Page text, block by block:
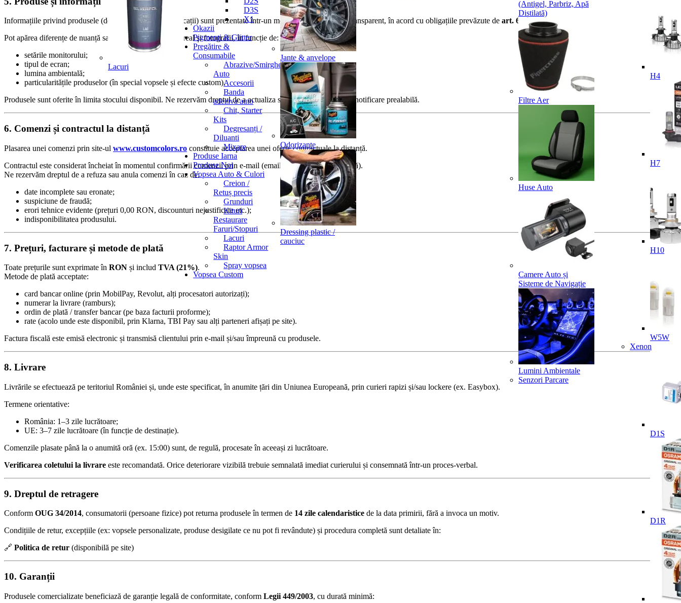
D3S
X1
Okazii
Pigmenti & Glitter
Pregătire &
Consumabile
Abrazive/Smirghel
Auto
Accesorii
Banda
adeziva auto
Chit, Starter
Kits
Degresanți /
Diluanti
Mixare
Produse Iarna
Produse Noi
Vopsea Auto & Culori
Creion /
Retuș precis
Grunduri
Kituri
Restaurare
Faruri/Stopuri
Lacuri
Raptor Armor
Skin
Spray vopsea
Vopsea Custom
Lacuri
Jante & anvelope
Odorizante
Dressing plastic /
cauciuc
(Antigel, Parbriz, Apă
Distilată)
Filtre Aer
Huse Auto
Camere Auto și
Sisteme de Navigație
Lumini Ambientale
Senzori Parcare
H4
H7
H10
W5W
Xenon
D1S
D1R
Informațiile privind produsele (descrieri, imagini, specificații) sunt prezentate într-un mod cât mai complet și transparent, în acord cu obligațiile prevăzute de art. 6 din OUG 34/2014
Pot apărea diferențe de nuanță sau aspect între produsul real și fotografii, în funcție de:
setările monitorului;
tipul de ecran;
lumina ambientală;
particularitățile produselor (în special vopsele și efecte custom).
Produsele sunt oferite în limita stocului disponibil. Ne rezervăm dreptul de a actualiza sau modifica oferta fără notificare prealabilă.
6. Comenzi și contractul la distanță
Plasarea unei comenzi prin site-ul www.customcolors.ro constituie acceptarea unei oferte contractuale la distanță.
Contractul este considerat încheiat în momentul confirmării comenzii prin e-mail (email de confirmare comandă).
Ne rezervăm dreptul de a refuza sau anula comenzi în caz de:
date incomplete sau eronate;
suspiciune de fraudă;
erori tehnice evidente (prețuri 0,00 RON, discounturi nejustificate etc.);
indisponibilitatea produsului.
7. Prețuri, facturare și metode de plată
Toate prețurile sunt exprimate în RON și includ TVA (21%).
Metode de plată acceptate:
card bancar online (prin MobilPay, Revolut, alți procesatori autorizați);
numerar la livrare (ramburs);
ordin de plată / transfer bancar (pe baza facturii proforme);
rate (acolo unde este disponibil, prin Klarna, TBI Pay sau alți parteneri afișați pe site).
Factura fiscală este emisă electronic și transmisă clientului prin e-mail și/sau împreună cu produsele.
8. Livrare
Livrările se efectuează pe teritoriul României și, unde este specificat, în anumite țări din Uniunea Europeană, prin curieri rapizi și/sau lockere (ex. Easybox).
Termene orientative:
România: 1–3 zile lucrătoare;
UE: 3–7 zile lucrătoare (în funcție de destinație).
Comenzile plasate până la o anumită oră (ex. 15:00) sunt, de regulă, procesate în aceeași zi lucrătoare.
Verificarea coletului la livrare este recomandată. Orice deteriorare vizibilă trebuie semnalată imediat curierului și consemnată într-un proces-verbal.
9. Dreptul de retragere
Conform OUG 34/2014, consumatorii (persoane fizice) pot returna produsele în termen de 14 zile calendaristice de la data primirii, fără a invoca un motiv.
Condițiile de retur, excepțiile (ex: vopsele personalizate, produse desigilate ce nu pot fi revândute) și procedura completă sunt detaliate în:
🔗 Politica de retur (disponibilă pe site)
10. Garanții
Produsele comercializate beneficiază de garanție legală de conformitate, conform Legii 449/2003, cu durată minimă: